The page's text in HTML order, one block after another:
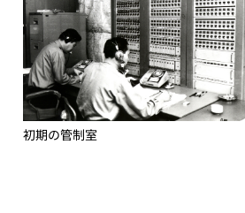
初期の管制室